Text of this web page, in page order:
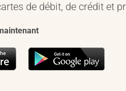
de débit, de crédit et